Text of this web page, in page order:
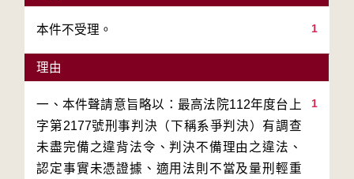
1
本件不受理。
理由
1
一、本件聲請意旨略以：最高法院112年度台上
字第2177號刑事判決（下稱系爭判決）有調查
未盡完備之違背法令、判決不備理由之違法、
認定事實未憑證據、適用法則不當及量刑輕重